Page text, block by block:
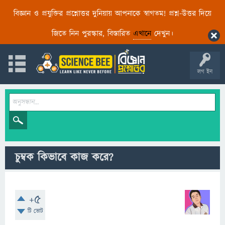
বিজ্ঞান ও প্রযুক্তির প্রশ্নোত্তর দুনিয়ায় আপনাকে স্বাগতম! প্রশ্ন-উত্তর দিয়ে
জিতে নিন পুরস্কার, বিস্তারিত এখানেদেখুন।
লগ ইন
চুম্বক কিভাবে কাজ করে?
+5
টি ভোট